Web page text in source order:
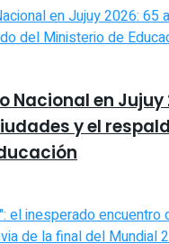
Nacional en Jujuy
y el